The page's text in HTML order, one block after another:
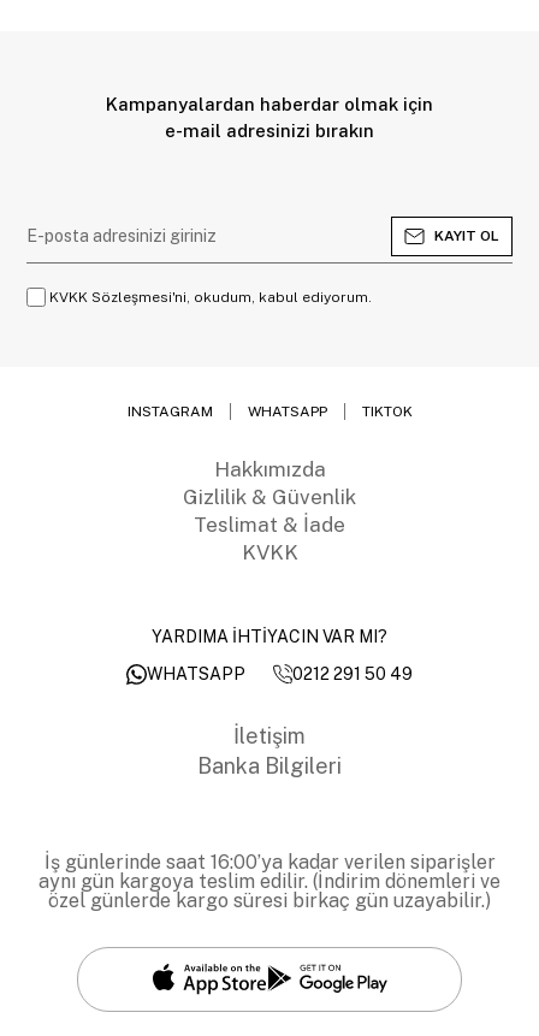
Kampanyalardan haberdar olmak için
e-mail adresinizi bırakın
KAYIT OL
KVKK Sözleşmesi'ni, okudum, kabul ediyorum.
INSTAGRAM WHATSAPP TIKTOK
Hakkımızda
Gizlilik & Güvenlik
Teslimat & İade
KVKK
YARDIMA İHTİYACIN VAR MI?
WHATSAPP
0212 291 50 49
İletişim
Banka Bilgileri
İş günlerinde saat 16:00’ya kadar verilen siparişler
aynı gün kargoya teslim edilir. (İndirim dönemleri ve
özel günlerde kargo süresi birkaç gün uzayabilir.)